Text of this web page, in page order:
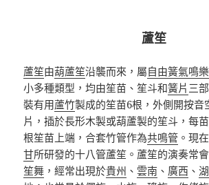
蘆笙
蘆笙由葫蘆笙沿襲而來，屬自由簧氣鳴
小多種類型，均由笙苗 、 笙斗和簧片 三
裝有用蘆竹製成的笙苗6根，外側開按音
片，插於長形木製或葫蘆製的笙斗，每苗
根笙苗上端，合套竹管作為共鳴管 。現
甘所研發的十八管蘆笙 。蘆笙的演奏常
笙舞 ，經常出現於貴州 、雲南 、 廣西 、